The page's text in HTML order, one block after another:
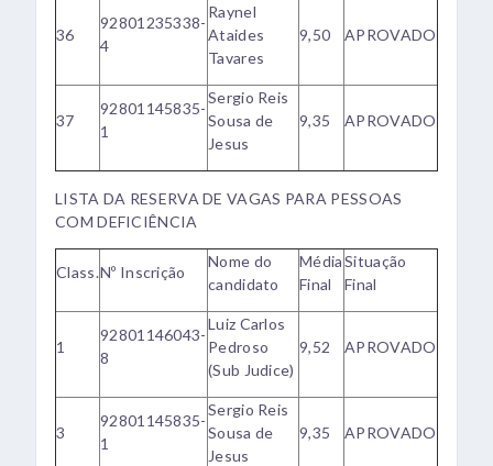
36
92801235338-
4
Raynel
Ataides
Tavares
9,50 APROVADO
37
92801145835-
1
Sergio Reis
Sousa de
Jesus
9,35 APROVADO
LISTA DA RESERVA DE VAGAS PARA PESSOAS
COM DEFICIÊNCIA
Class.Nº Inscrição
Nome do
candidato
Média
Final
Situação
Final
1
92801146043-
8
Luiz Carlos
Pedroso
(Sub Judice)
9,52 APROVADO
3
92801145835-
1
Sergio Reis
Sousa de
Jesus
9,35 APROVADO